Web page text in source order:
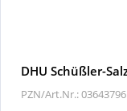
DHU Schüßler-
PZN/Art.Nr.: